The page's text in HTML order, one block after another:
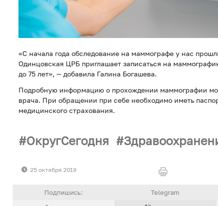
«С начала года обследование на маммографе у нас
Одинцовская ЦРБ приглашает записаться на
до 75 лет», — добавила Галина Богашева.
Подробную информацию о прохождении маммографии
врача. При обращении при себе необходимо иметь
медицинского страхования.
ОкругСегодня
25 октября 2019